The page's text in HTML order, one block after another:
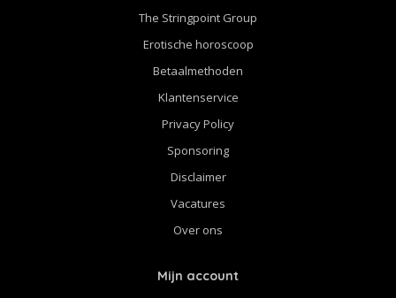
The Stringpoint Group
Erotische horoscoop
Betaalmethoden
Klantenservice
Privacy Policy
Sponsoring
Disclaimer
Vacatures
Over ons
Mijn account